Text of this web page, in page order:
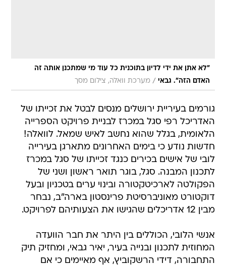
"לא אתן את ידי לדיון בתוכנית כל עוד מי שמתכנן אותה זה
האדם הזה". גבאי / מערכת וואלה, צילום מסך
גורמים בעיריית ירושלים מנסים לבטל את זכייתו של
האדריכל רפי סגל במכרז לבניית פרויקט הספרייה
הלאומית, בגלל שהוא נחשב לאיש שמאל. לוואלה!
חדשות נודע כי בימים האחרונים מתארגן בעירייה
לובי של אישים בכירים כנגד זכייתו של סגל במכרז
לתכנון המבנה. סגל, בוגר תואר ראשון ושני של
הפקולטה לארכיטקטורה ובינוי ערים בטכניון ובעל
דוקטורט מאוניברסיטת פרינסטון בארה"ב, נבחר
מבין 12 אדריכלים שהגישו את הצעותיהם לפרויקט.
אנשי הלובי, הכוללים בין היתר את חבר הוועדה
המחוזית לתכנון ובנייה בעיר, יאיר גבאי, ומחזיק תיק
התחבורה, דידי הרשקוביץ, אף מאיימים כי אם